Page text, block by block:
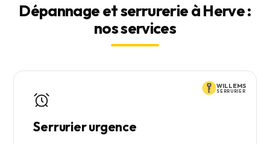
Dépannage et serrurerie à Herve :
nos services
WILLEMS
SERRURIER
Serrurier urgence